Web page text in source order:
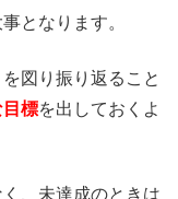
となります。
図り振り返ること
標を出しておくよ
、未達成のときは